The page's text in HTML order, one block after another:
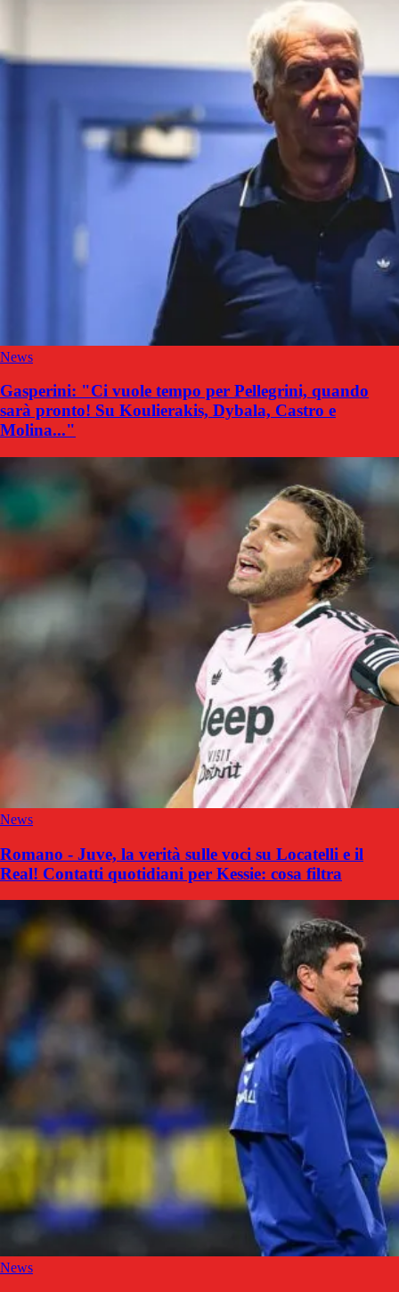
News
Gasperini: "Ci vuole tempo per Pellegrini, quando
sarà pronto! Su Koulierakis, Dybala, Castro e
Molina..."
News
Romano - Juve, la verità sulle voci su Locatelli e il
Real! Contatti quotidiani per Kessie: cosa filtra
News